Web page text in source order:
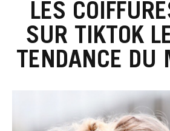
LES
SUR TIKTOK
TENDANCE DU